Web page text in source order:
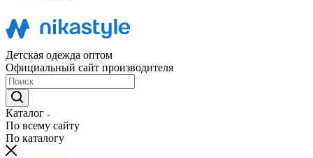
Детская одежда оптом
Официальный сайт производителя
Каталог
По всему сайту
По каталогу